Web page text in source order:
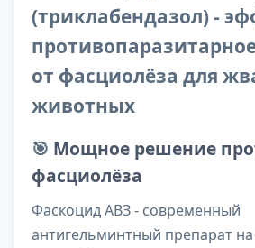
(триклабендазол) -
от фасциолёза для
животных
🎯 Мощное решение
фасциолёза
Фаскоцид АВЗ - современный
антигельминтный препарат